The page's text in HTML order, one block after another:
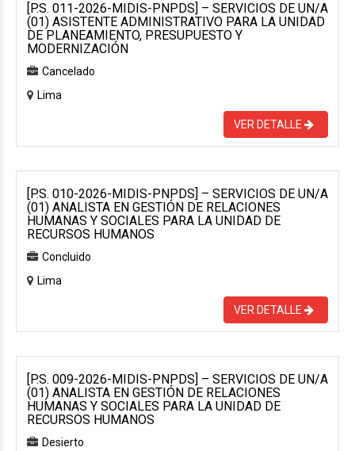
[P.S. 011-2026-MIDIS-PNPDS] – SERVICIOS DE UN/A
(01) ASISTENTE ADMINISTRATIVO PARA LA UNIDAD
DE PLANEAMIENTO, PRESUPUESTO Y
MODERNIZACIÓN
Cancelado
Lima
VER DETALLE
[P.S. 010-2026-MIDIS-PNPDS] – SERVICIOS DE UN/A
(01) ANALISTA EN GESTIÓN DE RELACIONES
HUMANAS Y SOCIALES PARA LA UNIDAD DE
RECURSOS HUMANOS
Concluido
Lima
VER DETALLE
[P.S. 009-2026-MIDIS-PNPDS] – SERVICIOS DE UN/A
(01) ANALISTA EN GESTIÓN DE RELACIONES
HUMANAS Y SOCIALES PARA LA UNIDAD DE
RECURSOS HUMANOS
Desierto